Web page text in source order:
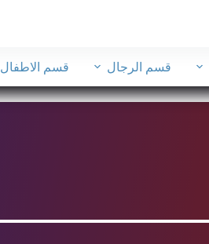
قسم الرجال قسم الاطفال